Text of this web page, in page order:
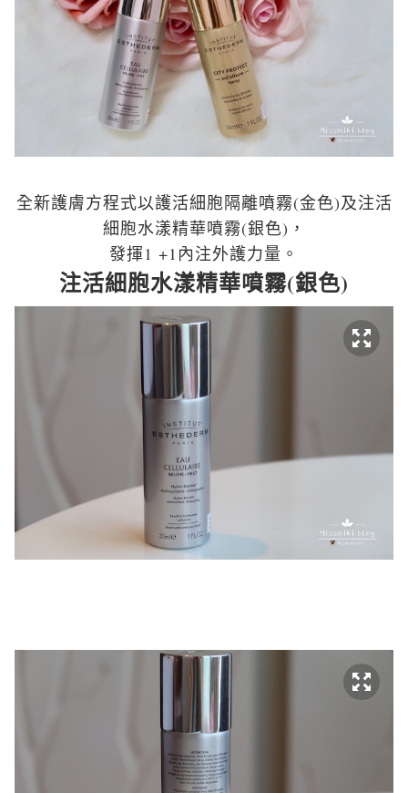
全新護膚方程式以護活細胞隔離噴霧(金色)及注活
細胞水漾精華噴霧(銀色)，
發揮1 +1內注外護力量。
注活細胞水漾精華噴霧(銀色)